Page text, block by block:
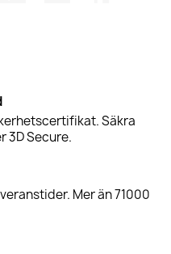
Säkra
3D Secure.
Mer än 71000